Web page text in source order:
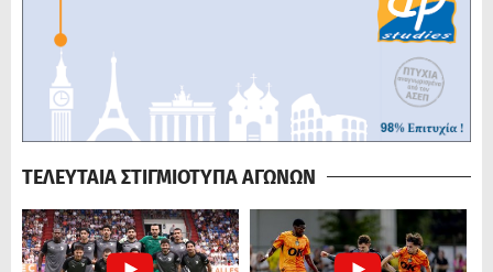
ΤΕΛΕΥΤΑΙΑ ΣΤΙΓΜΙΟΤΥΠΑ ΑΓΩΝΩΝ